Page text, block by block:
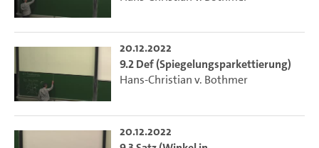
20.12.2022
9.2 Def (Spiegelungsparkettierung)
Hans-Christian v. Bothmer
20.12.2022